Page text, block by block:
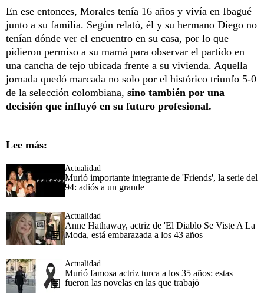
En ese entonces, Morales tenía 16 años y vivía en Ibagué
junto a su familia. Según relató, él y su hermano Diego no
tenían dónde ver el encuentro en su casa, por lo que
pidieron permiso a su mamá para observar el partido en
una cancha de tejo ubicada frente a su vivienda. Aquella
jornada quedó marcada no solo por el histórico triunfo 5-0
de la selección colombiana, sino también por una
decisión que influyó en su futuro profesional.
Lee más:
Actualidad
Murió importante integrante de 'Friends', la serie del
94: adiós a un grande
Actualidad
Anne Hathaway, actriz de 'El Diablo Se Viste A La
Moda, está embarazada a los 43 años
Actualidad
Murió famosa actriz turca a los 35 años: estas
fueron las novelas en las que trabajó